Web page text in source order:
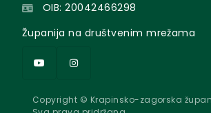
OIB: 20042466298
Županija na društvenim mrežama
Copyright © Krapinsko-zagorska